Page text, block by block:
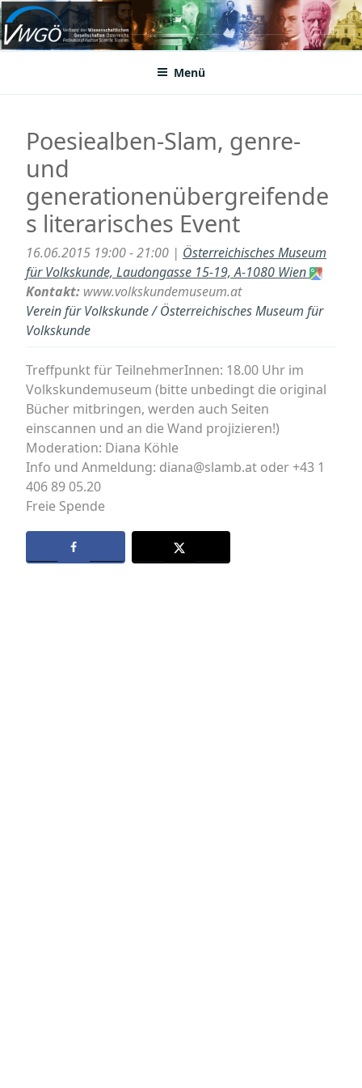
Zum
Inhalt
springenVWGÖ
Federation of Austrian Scientific Societies
Menü
Poesiealben-Slam, genre-
und
generationenübergreifende
s literarisches Event
16.06.2015 19:00 - 21:00 | Österreichisches Museum
für Volkskunde, Laudongasse 15-19, A-1080 Wien
Kontakt: www.volkskundemuseum.at
Verein für Volkskunde / Österreichisches Museum für
Volkskunde
Treffpunkt für TeilnehmerInnen: 18.00 Uhr im
Volkskundemuseum (bitte unbedingt die original
Bücher mitbringen, werden auch Seiten
einscannen und an die Wand projizieren!)
Moderation: Diana Köhle
Info und Anmeldung: diana@slamb.at oder +43 1
406 89 05.20
Freie Spende